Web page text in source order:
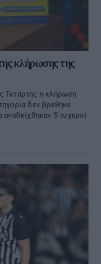
κλήρωσης της
Τετάρτης η κλήρωση
δεν βρέθηκε
5 τυχεροί